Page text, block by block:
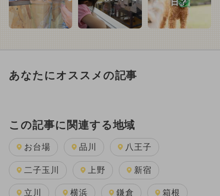
日？
あなたにオススメの記事
この記事に関連する地域
お台場 品川 八王子
二子玉川 上野 新宿
立川 横浜 鎌倉 箱根